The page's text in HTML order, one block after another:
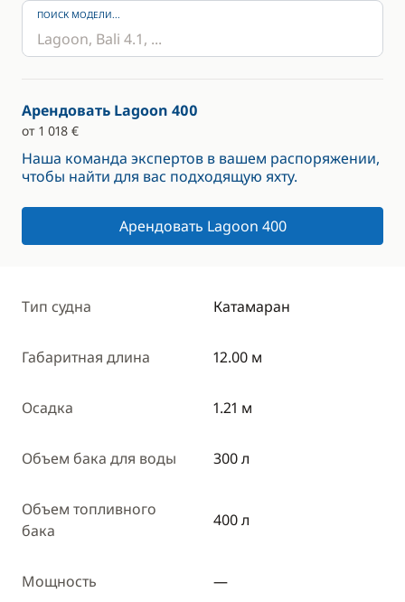
ПОИСК МОДЕЛИ...
Арендовать Lagoon 400
от 1 018 €
Наша команда экспертов в вашем распоряжении,
чтобы найти для вас подходящую яхту.
Арендовать Lagoon 400
Тип судна Катамаран
Габаритная длина 12.00 м
Осадка 1.21 м
Объем бака для воды 300 л
Объем топливного
бака
400 л
Мощность —